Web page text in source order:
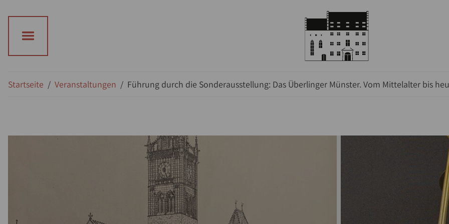
Startseite / Veranstaltungen / Führung durch die Sonderausstellung: Das Überlinger Münster. Vom Mittelalter bis